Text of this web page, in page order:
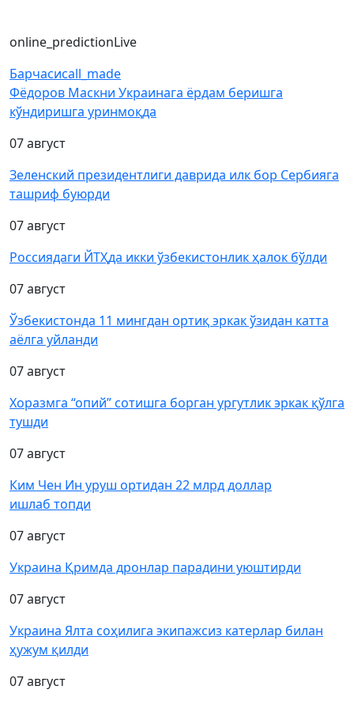
online_predictionLive
Барчасиcall_made
Фёдоров Маскни Украинага ёрдам беришга
кўндиришга уринмоқда
07 август
Зеленский президентлиги даврида илк бор Сербияга
ташриф буюрди
07 август
Россиядаги ЙТҲда икки ўзбекистонлик ҳалок бўлди
07 август
Ўзбекистонда 11 мингдан ортиқ эркак ўзидан катта
аёлга уйланди
07 август
Хоразмга “опий” сотишга борган ургутлик эркак қўлга
тушди
07 август
Ким Чен Ин уруш ортидан 22 млрд доллар
ишлаб топди
07 август
Украина Қримда дронлар парадини уюштирди
07 август
Украина Ялта соҳилига экипажсиз катерлар билан
ҳужум қилди
07 август